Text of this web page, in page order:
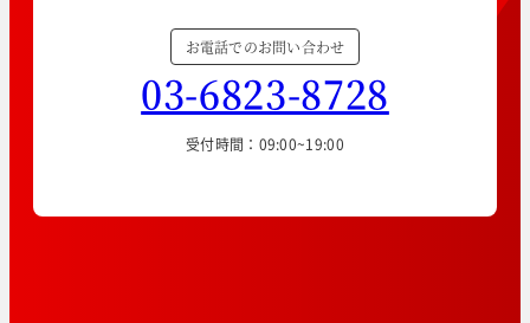
お電話でのお問い合わせ
03-6823-8728
受付時間：09:00~19:00